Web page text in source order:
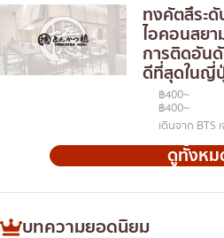
ทงคัตสึระดั
ไอคอนสย
การติดอัน
ดีที่สุดในญี่
฿400~
฿400~
เดินจาก BTS
ดูทั้งหม
บทความยอดนิยม